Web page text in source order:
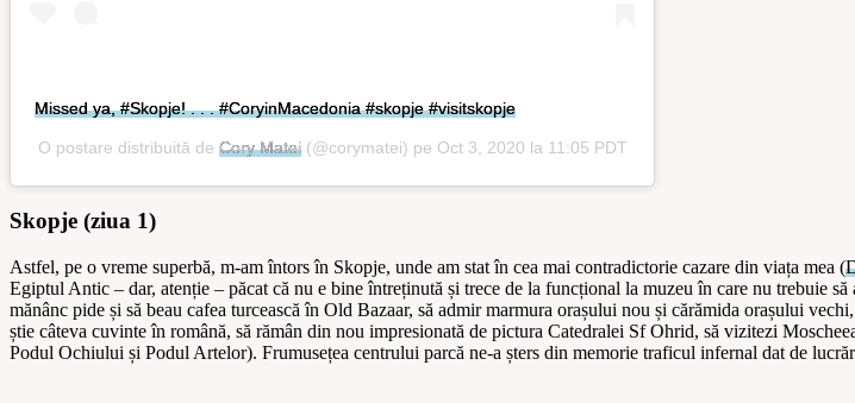
Missed ya, #Skopje! . . . #CoryinMacedonia #skopje #visitskopje
O postare distribuită de Cory Matei(@corymatei) pe Oct 3, 2020 la 11:05 PDT
Skopje (ziua 1)
Astfel, pe o vreme superbă, m-am întors în Skopje, unde am stat în cea mai contradictorie cazare din viața mea (
Egiptul Antic – dar, atenție – păcat că nu e bine întreținută și trece de la funcțional la muzeu în care nu trebuie
mănânc pide și să beau cafea turcească în Old Bazaar, să admir marmura orașului nou și cărămida orașului
știe câteva cuvinte în română, să rămân din nou impresionată de pictura Catedralei Sf Ohrid, să vizitezi
Podul Ochiului și Podul Artelor). Frumusețea centrului parcă ne-a șters din memorie traficul infernal dat de